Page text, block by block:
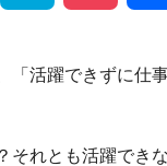
「活躍できずに仕
それとも活躍でき